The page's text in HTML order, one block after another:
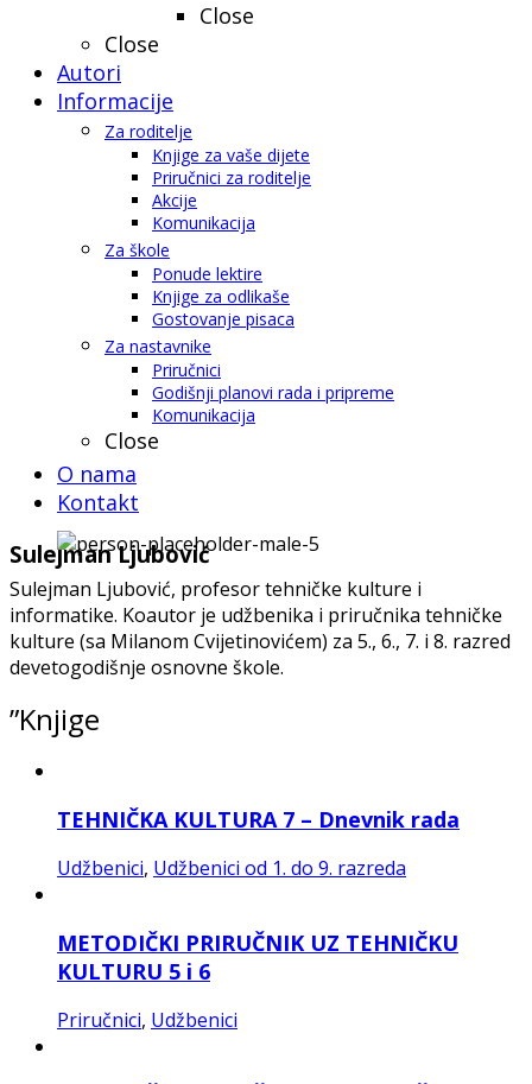
Close
Close
Autori
Informacije
Za roditelje
Knjige za vaše dijete
Priručnici za roditelje
Akcije
Komunikacija
Za škole
Ponude lektire
Knjige za odlikaše
Gostovanje pisaca
Za nastavnike
Priručnici
Godišnji planovi rada i pripreme
Komunikacija
Close
O nama
Kontakt
Sulejman Ljubović
Sulejman Ljubović, profesor tehničke kulture i
informatike. Koautor je udžbenika i priručnika tehničke
kulture (sa Milanom Cvijetinovićem) za 5., 6., 7. i 8. razred
devetogodišnje osnovne škole.
”Knjige
TEHNIČKA KULTURA 7 – Dnevnik rada
Udžbenici, Udžbenici od 1. do 9. razreda
METODIČKI PRIRUČNIK UZ TEHNIČKU
KULTURU 5 i 6
Priručnici, Udžbenici